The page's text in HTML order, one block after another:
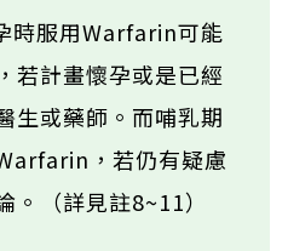
時服用Warfarin可能
若計畫懷孕或是已經
生或藥師。而哺乳期
，若仍有疑慮
（詳見註8~11）